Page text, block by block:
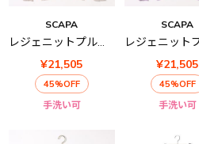
SCAPA
レジェニットプルオーバー
¥21,505
45%OFF
手洗い可
SCAPA
¥21,505
45%OFF
手洗い可